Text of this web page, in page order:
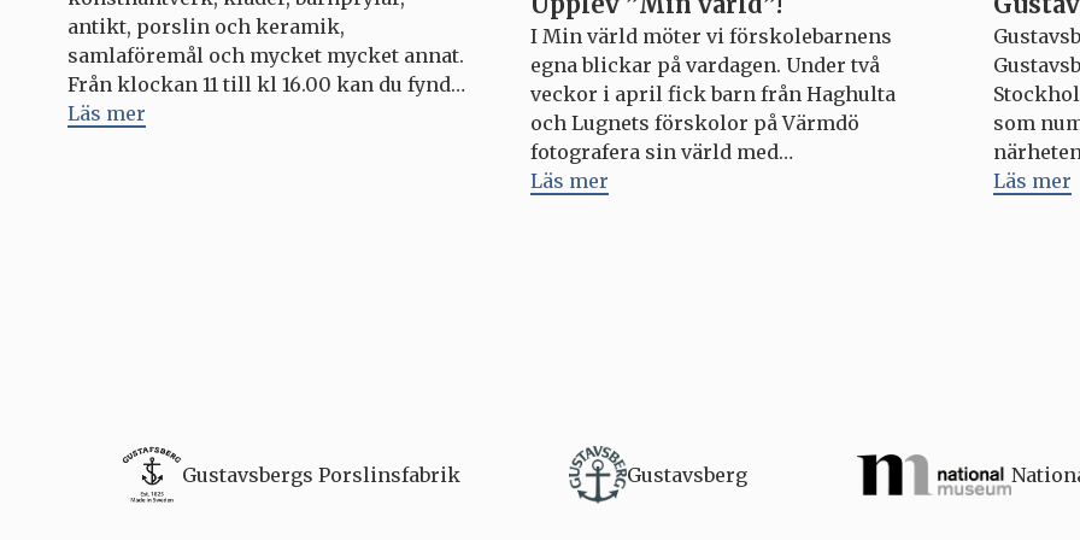
antikt, porslin och keramik,
samlaföremål och mycket mycket annat.
Från klockan 11 till kl 16.00 kan du fynda
unika saker – och kanske göra ett bra
Läs mer
I Min värld möter vi förskolebarnens
egna blickar på vardagen. Under två
veckor i april fick barn från Haghulta
och Lugnets förskolor på Värmdö
fotografera sin värld med
engångskameror. Resultatet är bilder
Läs mer
som
Läs mer
Gustavsbergs Porslinsfabrik Gustavsberg